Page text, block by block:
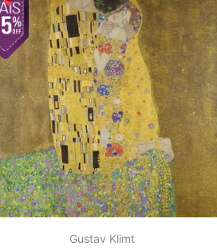
Gustav Klimt